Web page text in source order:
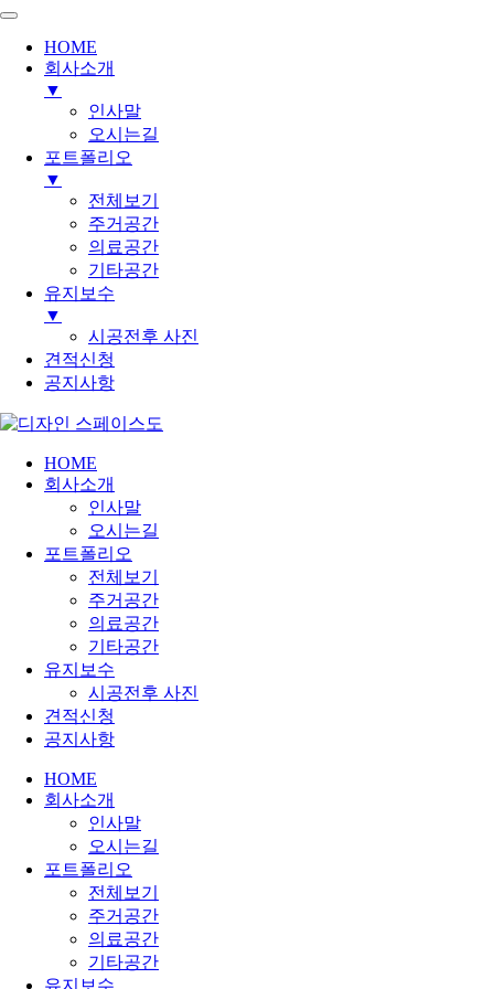
HOME
회사소개
▼
인사말
오시는길
포트폴리오
▼
전체보기
주거공간
의료공간
기타공간
유지보수
▼
시공전후 사진
견적신청
공지사항
HOME
회사소개
인사말
오시는길
포트폴리오
전체보기
주거공간
의료공간
기타공간
유지보수
시공전후 사진
견적신청
공지사항
HOME
회사소개
인사말
오시는길
포트폴리오
전체보기
주거공간
의료공간
기타공간
유지보수